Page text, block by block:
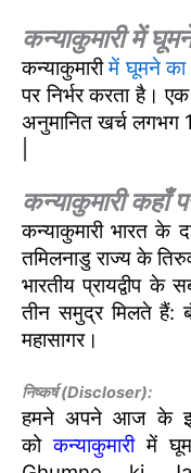
कन्याकुमारी में
कन्याकुमारीमें घूमने
पर निर्भर करता है।
अनुमानित खर्च
कन्याकुमारी कहाँ
कन्याकुमारी भारत के
तमिलनाडु राज्य के
भारतीय प्रायद्वीप के
तीन समुद्र मिलते हैं:
महासागर।
निष्कर्ष (Discloser):
हमने अपने आज के
कोकन्याकुमारीमें